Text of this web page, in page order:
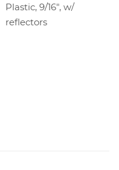
Plastic, 9/16", w/
reflectors